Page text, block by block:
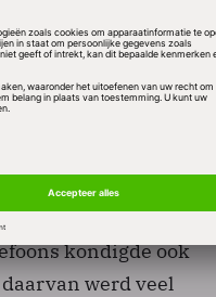
Gbyte harde schijf
van de
dat dit jaar
kondigde ook
werd veel